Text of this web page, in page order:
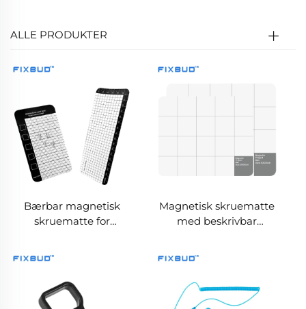
ALLE PRODUKTER
Bærbar magnetisk
skruematte for
Magnetisk skruematte
med beskrivbar